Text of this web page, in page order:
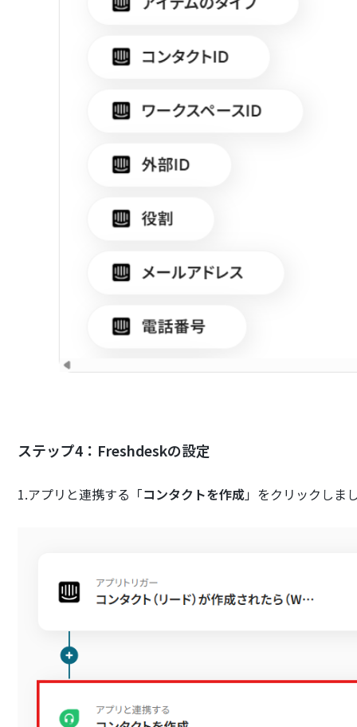
ステップ4：Freshdeskの設定
1.アプリと連携する「コンタクトを作成」をクリックしま